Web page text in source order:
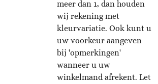
meer dan 1, dan houden
wij rekening met
kleurvariatie. Ook kunt u
uw voorkeur aangeven
bij 'opmerkingen'
wanneer u uw
winkelmand afrekent. Let